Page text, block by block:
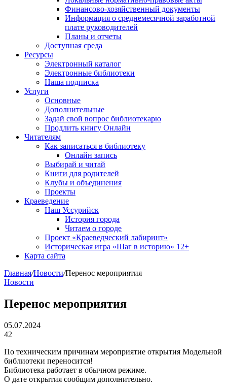
Финансово-хозяйственный документы
Информация о среднемесячной заработной
плате руководителей
Планы и отчеты
Доступная среда
Ресурсы
Электронный каталог
Электронные библиотеки
Наша подписка
Услуги
Основные
Дополнительные
Задай свой вопрос библиотекарю
Продлить книгу Онлайн
Читателям
Как записаться в библиотеку
Онлайн запись
Выбирай и читай
Книги для родителей
Клубы и объединения
Проекты
Краеведение
Наш Уссурийск
История города
Читаем о городе
Проект «Краеведческий лабиринт»
Историческая игра «Шаг в историю» 12+
Карта сайта
Главная/Новости/Перенос мероприятия
Новости
Перенос мероприятия
05.07.2024
42
По техническим причинам мероприятие открытия Модельной
библиотеки переносится!
Библиотека работает в обычном режиме.
О дате открытия сообщим дополнительно.